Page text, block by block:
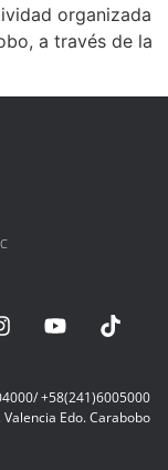
organizada
a través de la
+58(241)6005000
Edo. Carabobo